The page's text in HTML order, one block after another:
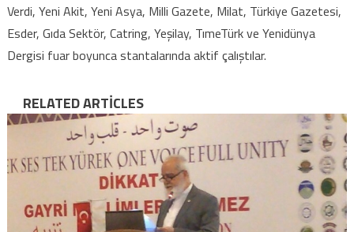
Verdi, Yeni Akit, Yeni Asya, Milli Gazete, Milat, Türkiye Gazetesi,
Esder, Gıda Sektör, Catring, Yeşilay, TımeTürk ve Yenidünya
Dergisi fuar boyunca stantalarında aktif çalıştılar.
RELATED ARTICLES